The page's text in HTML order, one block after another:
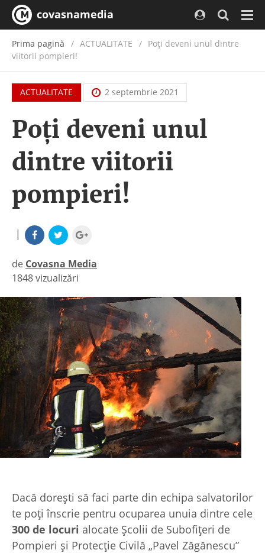
covasnamedia
Prima pagină ACTUALITATE / Poţi deveni unul dintre
viitorii pompieri!
ACTUALITATE 2 septembrie 2021
Poţi deveni unul
dintre viitorii
pompieri!
|
de Covasna Media
|
1848 vizualizări
Dacă dorești să faci parte din echipa salvatorilor
te poți înscrie pentru ocuparea unuia dintre cele
300 de locuri alocate Şcolii de Subofiţeri de
Pompieri şi Protecţie Civilă „Pavel Zăgănescu”